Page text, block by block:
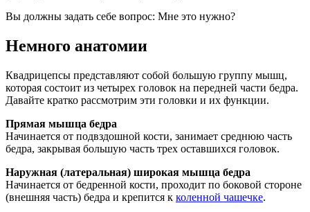
Вы должны задать себе вопрос: Мне это нужно?
Немного анатомии
Квадрицепсы представляют собой большую группу мышц,
которая состоит из четырех головок на передней части бедра.
Давайте кратко рассмотрим эти головки и их функции.
Прямая мышца бедра
Начинается от подвздошной кости, занимает среднюю часть
бедра, закрывая большую часть трех оставшихся головок.
Наружная (латеральная) широкая мышца бедра
Начинается от бедренной кости, проходит по боковой стороне
(внешняя часть) бедра и крепится к коленной чашечке.